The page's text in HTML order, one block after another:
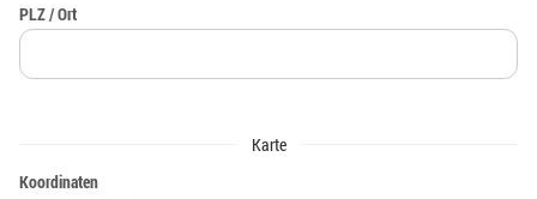
PLZ / Ort
Karte
Koordinaten